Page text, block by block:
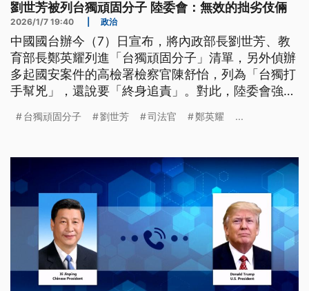
劉世芳被列台獨頑固分子 陸委會：無效的拙劣伎倆
2026/1/7 19:40 政治
中國國台辦今（7）日宣布，將內政部長劉世芳、教
育部長鄭英耀列進「台獨頑固分子」清單，另外偵辦
多起國安案件的高檢署檢察官陳舒怡，列為「台獨打
手幫兇」，還說要「終身追責」。對此，陸委會強調
具有管轄權，把個案「內國刑事犯罪化」；法務部表
國教育，守護民主自由。
台獨頑固分子 劉世芳 司法官 鄭英耀 ...